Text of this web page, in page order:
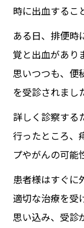
時に出血するこ
ある日、排便時
覚と出血があり
思いつつも、便
を受診されまし
詳しく診察する
行ったところ、
プやがんの可能
患者様はすぐに
適切な治療を受
思い込み、受診